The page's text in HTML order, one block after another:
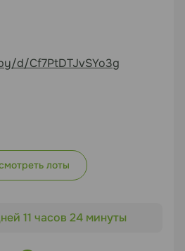
d/Cf7PtDTJvSYo3g
лоты
11 часов 24 минуты